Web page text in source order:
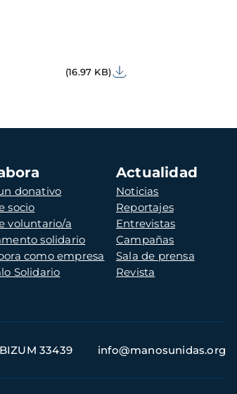
(16.97 KB)
donativo
socio
voluntario/a
solidario
como empresa
Solidario
Actualidad
Noticias
Reportajes
Entrevistas
Campañas
Sala de prensa
Revista
BIZUM 33439 info@manosunidas.org